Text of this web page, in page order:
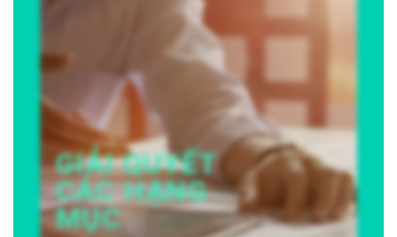
GIẢI QUYẾT
CÁC HẠNG
MỤC